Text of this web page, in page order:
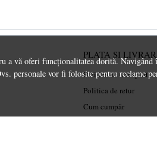
a vă oferi funcționalitatea dorită. Navigând
personale vor fi folosite pentru reclame
PLATA SI
Politica de transport
Politica de retur
Cum cumpăr